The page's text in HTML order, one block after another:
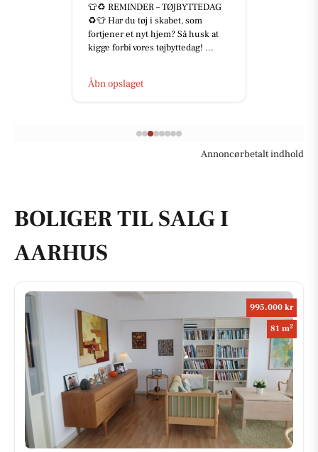
👕♻️ REMINDER – TØJBYTTEDAG
♻️👕 Har du tøj i skabet, som
fortjener et nyt hjem? Så husk at
kigge forbi vores tøjbyttedag! ...
Åbn opslaget
Annoncørbetalt indhold
BOLIGER TIL SALG I
AARHUS
995.000 kr
81 m2